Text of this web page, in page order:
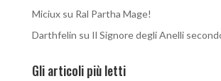
Miciuxsu Ral Partha Mage!
Darthfelin su Il Signore degli Anelli
Gli articoli più letti